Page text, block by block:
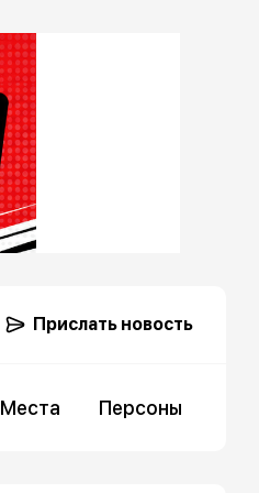
Прислать новость
Места Персоны